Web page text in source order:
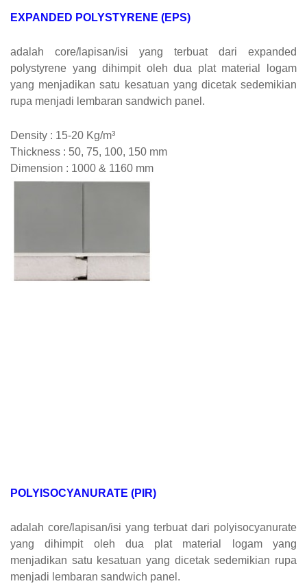
EXPANDED POLYSTYRENE (EPS)
adalah core/lapisan/isi yang terbuat dari expanded
polystyrene yang dihimpit oleh dua plat material logam
yang menjadikan satu kesatuan yang dicetak sedemikian
rupa menjadi lembaran sandwich panel.
Density : 15‐20 Kg/m³
Thickness : 50, 75, 100, 150 mm
Dimension : 1000 & 1160 mm
POLYISOCYANURATE (PIR)
adalah core/lapisan/isi yang terbuat dari polyisocyanurate
yang dihimpit oleh dua plat material logam yang
menjadikan satu kesatuan yang dicetak sedemikian rupa
menjadi lembaran sandwich panel.